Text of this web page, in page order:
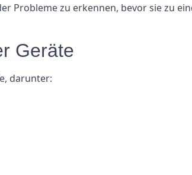
Probleme zu erkennen, bevor sie zu
Geräte
darunter: